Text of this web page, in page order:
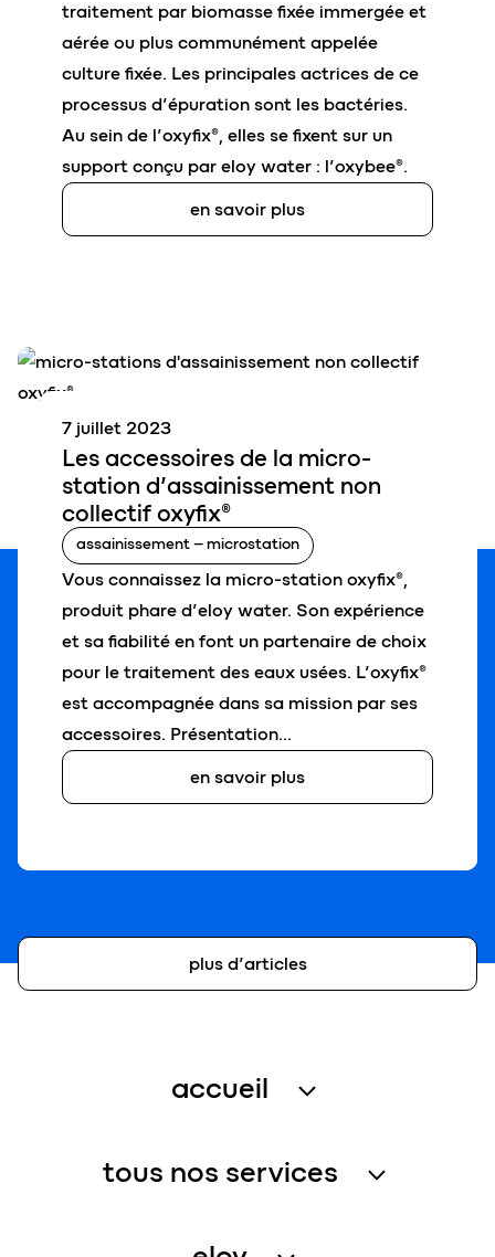
traitement par biomasse fixée immergée et
aérée ou plus communément appelée
culture fixée. Les principales actrices de ce
processus d’épuration sont les bactéries.
Au sein de l’oxyfix®, elles se fixent sur un
support conçu par eloy water : l’oxybee®.
en savoir plus
Les accessoires de la micro-
station d’assainissement non
collectif oxyfix®
7 juillet 2023
assainissement – microstation
Vous connaissez la micro-station oxyfix®,
produit phare d’eloy water. Son expérience
et sa fiabilité en font un partenaire de choix
pour le traitement des eaux usées. L’oxyfix®
est accompagnée dans sa mission par ses
accessoires. Présentation…
en savoir plus
plus d’articles
accueil
récupération de l’eau de pluie
tous nos services